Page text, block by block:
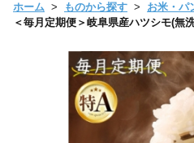
ホーム ものから探す お米・パ
＜毎月定期便＞岐阜県産ハツシモ(無